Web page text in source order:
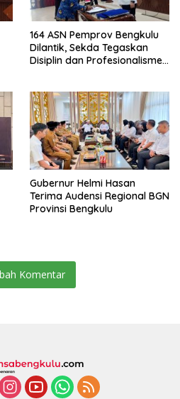
164 ASN Pemprov Bengkulu
Dilantik, Sekda Tegaskan
Disiplin dan Profesionalisme
Gubernur Helmi Hasan
Terima Audensi Regional BGN
Provinsi Bengkulu
Komentar